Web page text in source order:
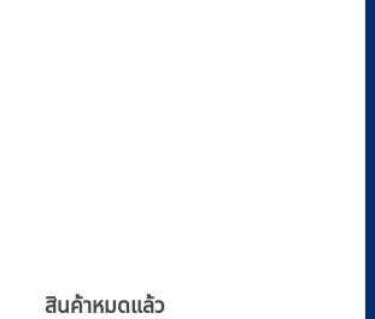
สินค้าหมดแล้ว